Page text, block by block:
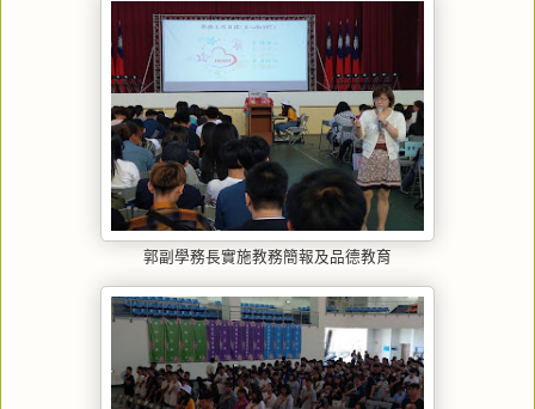
郭副學務長實施教務簡報及品德教育